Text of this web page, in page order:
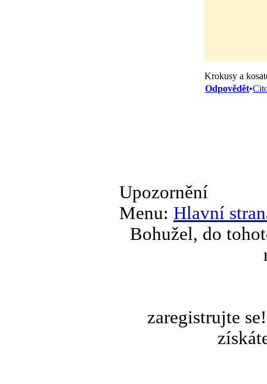
Krokusy a
Odpovědět•
Upozornění
Menu: Hlavní
Bohužel, do
zaregistrujte